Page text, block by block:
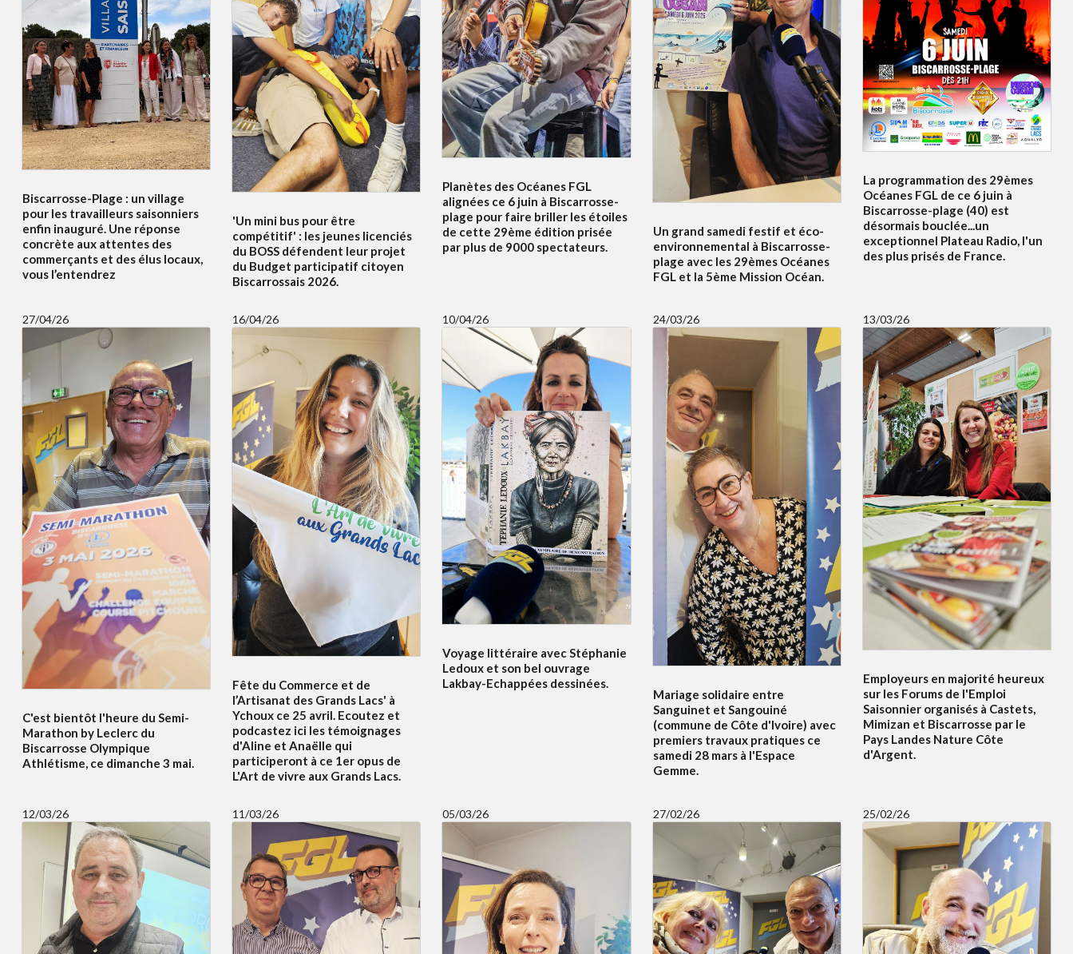
Biscarrosse-Plage : un village
pour les travailleurs saisonniers
enfin inauguré. Une réponse
concrète aux attentes des
commerçants et des élus locaux,
vous l’entendrez
'Un mini bus pour être
compétitif' : les jeunes licenciés
du BOSS défendent leur projet
du Budget participatif citoyen
Biscarrossais 2026.
Planètes des Océanes FGL
alignées ce 6 juin à Biscarrosse-
plage pour faire briller les étoiles
de cette 29ème édition prisée
par plus de 9000 spectateurs.
Un grand samedi festif et éco-
environnemental à Biscarrosse-
plage avec les 29èmes Océanes
FGL et la 5ème Mission Océan.
La programmation des 29èmes
Océanes FGL de ce 6 juin à
Biscarrosse-plage (40) est
désormais bouclée...un
exceptionnel Plateau Radio, l'un
des plus prisés de France.
27/04/26
C'est bientôt l'heure du Semi-
Marathon by Leclerc du
Biscarrosse Olympique
Athlétisme, ce dimanche 3 mai.
16/04/26
Fête du Commerce et de
l’Artisanat des Grands Lacs' à
Ychoux ce 25 avril. Ecoutez et
podcastez ici les témoignages
d'Aline et Anaëlle qui
participeront à ce 1er opus de
L'Art de vivre aux Grands Lacs.
10/04/26
Voyage littéraire avec Stéphanie
Ledoux et son bel ouvrage
Lakbay-Echappées dessinées.
24/03/26
Mariage solidaire entre
Sanguinet et Sangouiné
(commune de Côte d'Ivoire) avec
premiers travaux pratiques ce
samedi 28 mars à l'Espace
Gemme.
13/03/26
Employeurs en majorité heureux
sur les Forums de l'Emploi
Saisonnier organisés à Castets,
Mimizan et Biscarrosse par le
Pays Landes Nature Côte
d'Argent.
12/03/26 11/03/26 05/03/26 27/02/26 25/02/26